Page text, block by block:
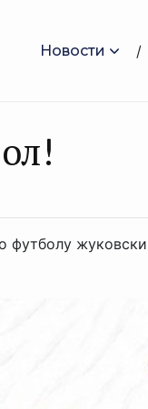
Новости
футболу